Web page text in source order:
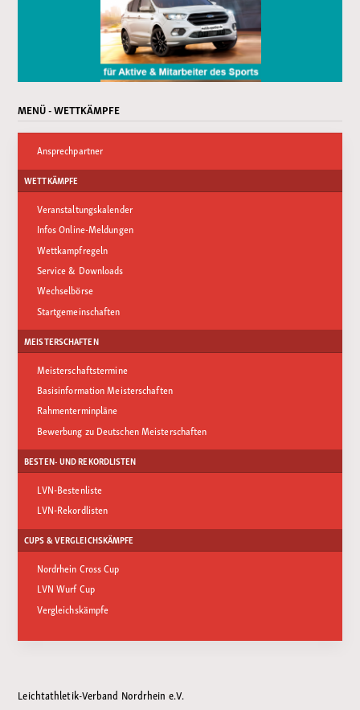
MENÜ - WETTKÄMPFE
Ansprechpartner
WETTKÄMPFE
Veranstaltungskalender
Infos Online-Meldungen
Wettkampfregeln
Service & Downloads
Wechselbörse
Startgemeinschaften
MEISTERSCHAFTEN
Meisterschaftstermine
Basisinformation Meisterschaften
Rahmenterminpläne
Bewerbung zu Deutschen Meisterschaften
BESTEN- UND REKORDLISTEN
LVN-Bestenliste
LVN-Rekordlisten
CUPS & VERGLEICHSKÄMPFE
Nordrhein Cross Cup
LVN Wurf Cup
Vergleichskämpfe
Leichtathletik-Verband Nordrhein e.V.